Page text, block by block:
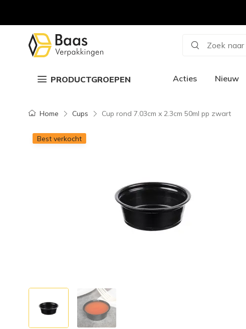
Zoek naar
PRODUCTGROEPEN Acties Nieuw
Home Cups Cup rond 7.03cm x 2.3cm 50ml pp zwart
Best verkocht